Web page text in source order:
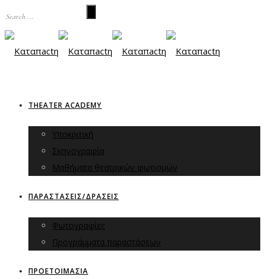
THEATER ACADEMY
Υποκριτική
Σκηνογραφία
Μαθήματα θεατρικών φωτισμών
ΠΑΡΑΣΤΑΣΕΙΣ/ΔΡΑΣΕΙΣ
Φωτογραφίες
Προγράμματα παραστάσεων
ΠΡΟΕΤΟΙΜΑΣΙΑ